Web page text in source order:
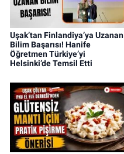
Uşak’tan Finlandiya’ya Uzanan
Bilim Başarısı! Hanife
Öğretmen Türkiye’yi
Helsinki’de Temsil Etti